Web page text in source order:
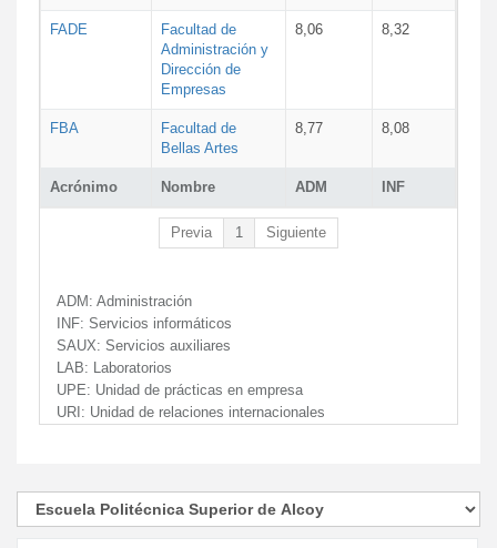
Acrónimo Nombre ADM INF
FADE
Facultad de
Administración y
Dirección de
Empresas
8,06 8,32
FBA
Facultad de
Bellas Artes
8,77 8,08
Previa 1 Siguiente
ADM: Administración
INF: Servicios informáticos
SAUX: Servicios auxiliares
LAB: Laboratorios
UPE: Unidad de prácticas en empresa
URI: Unidad de relaciones internacionales